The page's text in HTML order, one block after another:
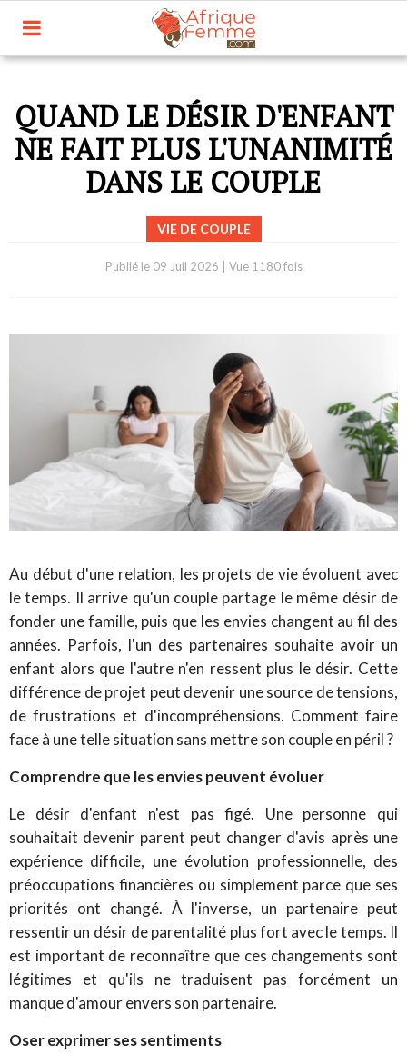
QUAND LE DÉSIR D'ENFANT
NE FAIT PLUS L'UNANIMITÉ
DANS LE COUPLE
VIE DE COUPLE
Publié le 09 Juil 2026 Vue 1180 fois
Au début d'une relation, les projets de vie évoluent avec
le temps. Il arrive qu'un couple partage le même désir de
fonder une famille, puis que les envies changent au fil des
années. Parfois, l'un des partenaires souhaite avoir un
enfant alors que l'autre n'en ressent plus le désir. Cette
différence de projet peut devenir une source de tensions,
de frustrations et d'incompréhensions. Comment faire
face à une telle situation sans mettre son couple en péril ?
Comprendre que les envies peuvent évoluer
Le désir d'enfant n'est pas figé. Une personne qui
souhaitait devenir parent peut changer d'avis après une
expérience difficile, une évolution professionnelle, des
préoccupations financières ou simplement parce que ses
priorités ont changé. À l'inverse, un partenaire peut
ressentir un désir de parentalité plus fort avec le temps. Il
est important de reconnaître que ces changements sont
légitimes et qu'ils ne traduisent pas forcément un
manque d'amour envers son partenaire.
Oser exprimer ses sentiments